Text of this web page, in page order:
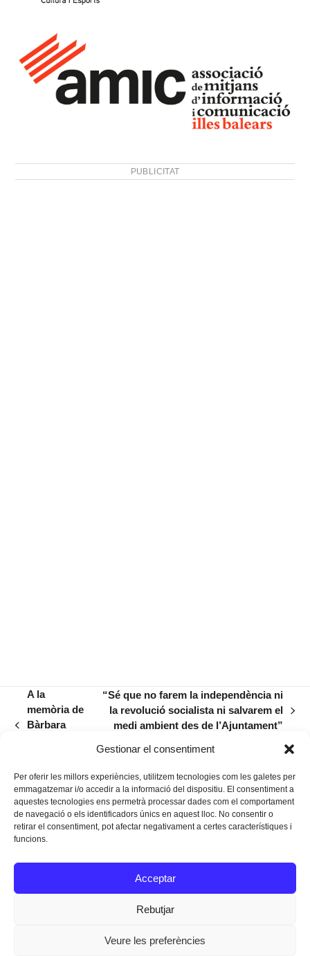
Gestionar el consentiment
Per oferir les millors experiències, utilitzem tecnologies com les galetes per
emmagatzemar i/o accedir a la informació del dispositiu. El consentiment a
aquestes tecnologies ens permetrà processar dades com el comportament
de navegació o els identificadors únics en aquest lloc. No consentir o
retirar el consentiment, pot afectar negativament a certes característiques i
funcions.
Acceptar
Rebutjar
Veure les preferències
PUBLICITAT
previous
A la
memòria de
Bàrbara
next
post:
“Sé que no farem la independència ni
la revolució socialista ni salvarem el
medi ambient des de l’Ajuntament”
Instagram
Facebook
Twitter
Texts Legals